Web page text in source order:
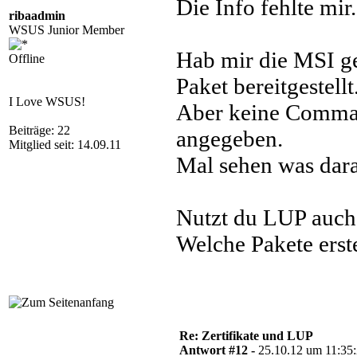
ribaadmin
WSUS Junior Member
Offline
I Love WSUS!
Beiträge: 22
Mitglied seit: 14.09.11
Die Info fehlte mir.
Hab mir die MSI
Paket
Aber keine
angegeben.
Mal sehen was
Nutzt du LUP
Welche Pakete
Re: Zertifikate und LUP
Antwort #12 - 25.10.12 um